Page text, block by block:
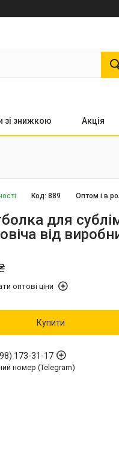
зі знижкою Акція
Оптом і в
Код:889
для
від
оптові ціни
Купити
173-31-17
номер (Telegram)